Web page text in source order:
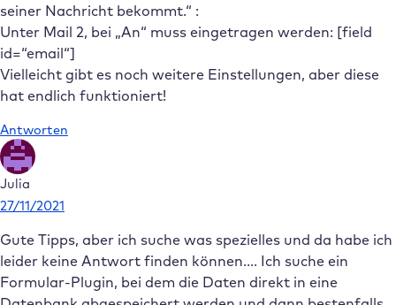
seiner Nachricht bekommt.“ :
Unter Mail 2, bei „An“ muss eingetragen werden: [field
id=“email“]
Vielleicht gibt es noch weitere Einstellungen, aber diese
hat endlich funktioniert!
Antworten
Julia
27/11/2021
Gute Tipps, aber ich suche was spezielles und da habe ich
leider keine Antwort finden können…. Ich suche ein
Formular-Plugin, bei dem die Daten direkt in eine